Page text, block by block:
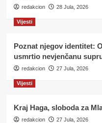
redakcion 28 Jula, 2026
Vijesti
Poznat njegov identitet:
usmrtio nevjenčanu
redakcion 27 Jula, 2026
Vijesti
Kraj Haga, sloboda za
redakcion 27 Jula, 2026